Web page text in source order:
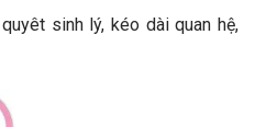
sinh lý, kéo dài quan hệ,